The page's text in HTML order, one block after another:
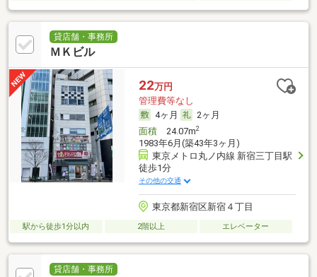
貸店舗・事務所
ＭＫビル
22万円
管理費等なし
4ヶ月
2ヶ月
面積24.07m2
1983年6月(築43年3ヶ月)
東京メトロ丸ノ内線 新宿三丁目駅
徒歩1分
その他の交通
東京都新宿区新宿４丁目
駅から徒歩1分以内 2階以上 エレベーター
貸店舗・事務所